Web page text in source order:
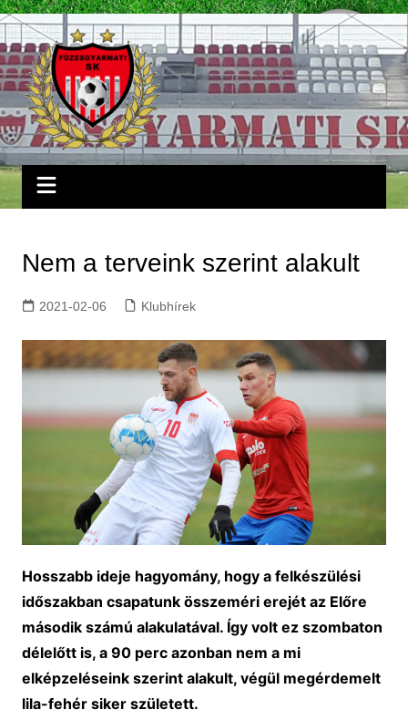
Skip
to
content
Nem a terveink szerint alakult
2021-02-06 Klubhírek
Hosszabb ideje hagyomány, hogy a felkészülési
időszakban csapatunk összeméri erejét az Előre
második számú alakulatával. Így volt ez szombaton
délelőtt is, a 90 perc azonban nem a mi
elképzeléseink szerint alakult, végül megérdemelt
lila-fehér siker született.